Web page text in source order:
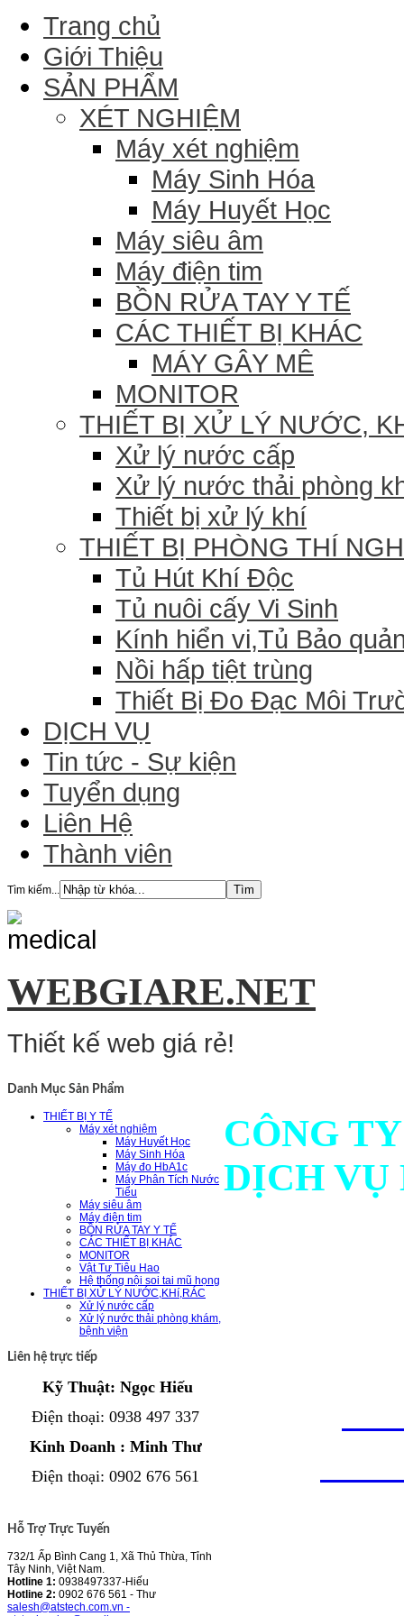
Trang chủ
Giới Thiệu
SẢN PHẨM
XÉT NGHIỆM
Máy xét nghiệm
Máy Sinh Hóa
Máy Huyết Học
Máy siêu âm
Máy điện tim
BỒN RỬA TAY Y TẾ
CÁC THIẾT BỊ KHÁC
MÁY GÂY MÊ
MONITOR
THIẾT BỊ XỬ LÝ NƯỚC,
Xử lý nước cấp
Xử lý nước thải phòng
Thiết bị xử lý khí
THIẾT BỊ PHÒNG THÍ
Tủ Hút Khí Độc
Tủ nuôi cấy Vi Sinh
Kính hiển vi,Tủ Bảo
Nồi hấp tiệt trùng
Thiết Bị Đo Đạc Môi
DỊCH VỤ
Tin tức - Sự kiện
Tuyển dụng
Liên Hệ
Thành viên
Tìm kiếm...
WEBGIARE.NET
Thiết kế web giá rẻ!
Danh Mục Sản Phẩm
THIẾT BỊ Y TẾ
Máy xét nghiệm
Máy Huyết Học
Máy Sinh Hóa
Máy đo HbA1c
Máy Phân Tích Nước
Tiểu
Máy siêu âm
Máy điện tim
BỒN RỬA TAY Y TẾ
CÁC THIẾT BỊ KHÁC
MONITOR
Vật Tư Tiêu Hao
Hệ thống nội soi tai mũ họng
THIẾT BỊ XỬ LÝ NƯỚC,KHí,RÁC
Xử lý nước cấp
Xử lý nước thải phòng khám,
bệnh viện
Liên hệ trực tiếp
Kỹ Thuật: Ngọc Hiếu
Điện thoại: 0938 497 337
Kinh Doanh : Minh Thư
Điện thoại: 0902 676 561
Hỗ Trợ Trực Tuyến
732/1 Ấp Bình Cang 1, Xã Thủ Thừa, Tỉnh
Tây Ninh, Việt Nam.
Hotline 1: 0938497337-Hiếu
Hotline 2: 0902 676 561 - Thư
salesh@atstech.com.vn -
CÔNG
DỊCH VỤ